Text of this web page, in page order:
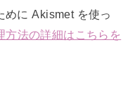
めに Akismet を使っ
方法の詳細はこちらを